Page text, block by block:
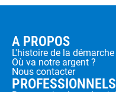
A PROPOS
L'histoire de la démarche
Où va notre argent ?
Nous contacter
PROFESSIONNELS